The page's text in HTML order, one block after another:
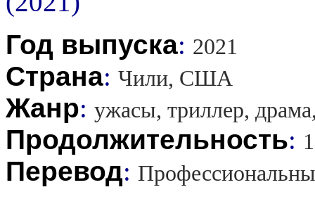
Год выпуска: 2021
Страна: Чили, США
Жанр: ужасы, триллер,
Продолжительность:
Перевод: